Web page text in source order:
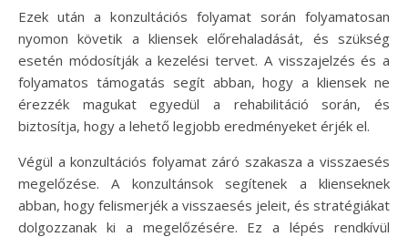
Ezek után a konzultációs folyamat során folyamatosan
nyomon követik a kliensek előrehaladását, és szükség
esetén módosítják a kezelési tervet. A visszajelzés és a
folyamatos támogatás segít abban, hogy a kliensek ne
érezzék magukat egyedül a rehabilitáció során, és
biztosítja, hogy a lehető legjobb eredményeket érjék el.
Végül a konzultációs folyamat záró szakasza a visszaesés
megelőzése. A konzultánsok segítenek a klienseknek
abban, hogy felismerjék a visszaesés jeleit, és stratégiákat
dolgozzanak ki a megelőzésére. Ez a lépés rendkívül